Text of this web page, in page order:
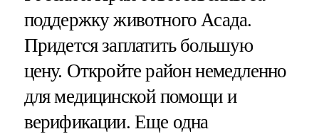
поддержку животного Асада.
Придется заплатить большую
цену. Откройте район немедленно
для медицинской помощи и
верификации. Еще одна